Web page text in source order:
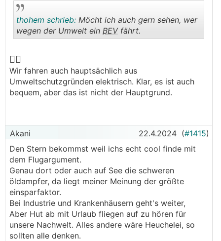
thohem schrieb: Möcht ich auch gern sehen, wer
wegen der Umwelt ein BEVfährt.
🙋‍♂️
Wir fahren auch hauptsächlich aus
Umweltschutzgründen elektrisch. Klar, es ist auch
bequem, aber das ist nicht der Hauptgrund.
Akani 22.4.2024 (#1415)
Den Stern bekommst weil ichs echt cool finde mit
dem Flugargument.
Genau dort oder auch auf See die schweren
öldampfer, da liegt meiner Meinung der größte
einsparfaktor.
Bei Industrie und Krankenhäusern geht's weiter,
Aber Hut ab mit Urlaub fliegen auf zu hören für
unsere Nachwelt. Alles andere wäre Heuchelei, so
sollten alle denken.